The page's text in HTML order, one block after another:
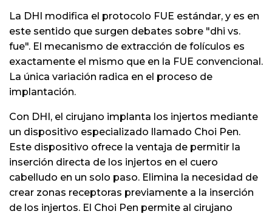
La DHI modifica el protocolo FUE estándar, y es en
este sentido que surgen debates sobre "dhi vs.
fue". El mecanismo de extracción de folículos es
exactamente el mismo que en la FUE convencional.
La única variación radica en el proceso de
implantación.
Con DHI, el cirujano implanta los injertos mediante
un dispositivo especializado llamado Choi Pen.
Este dispositivo ofrece la ventaja de permitir la
inserción directa de los injertos en el cuero
cabelludo en un solo paso. Elimina la necesidad de
crear zonas receptoras previamente a la inserción
de los injertos. El Choi Pen permite al cirujano